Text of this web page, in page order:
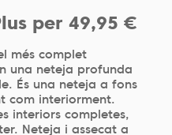
per 49,95 €
més complet
una neteja profunda
És una neteja a fons
com interiorment.
interiors completes,
Neteja i assecat a